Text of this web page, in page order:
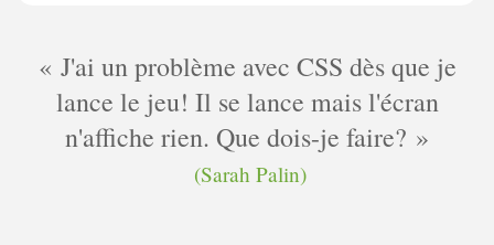
J'ai un problème avec CSS dès que je
lance le jeu! Il se lance mais l'écran
n'affiche rien. Que dois-je faire?
(Sarah Palin)